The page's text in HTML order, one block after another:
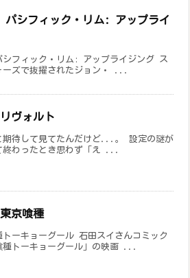
パシフィック・リム: アップライ
シフィック・リム: アップライジング ス
ーズで抜擢されたジョン・ ...
ヴォルト
期待して見てたんだけど...。 設定の謎が
終わったとき思わず「え ...
京喰種
トーキョーグール 石田スイさんコミック
種トーキョーグール」の映画 ...